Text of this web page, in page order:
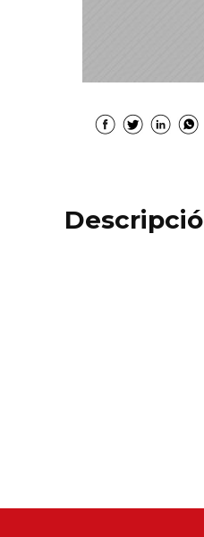
Descripció